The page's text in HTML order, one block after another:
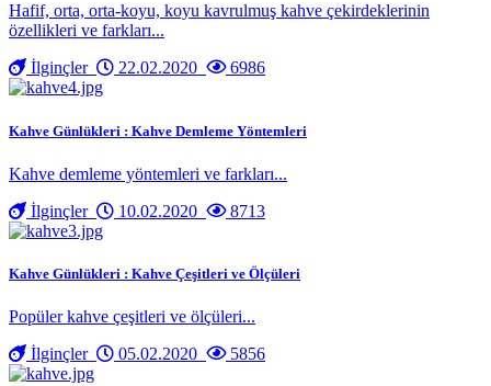
Hafif, orta, orta-koyu, koyu kavrulmuş kahve çekirdeklerinin
özellikleri ve farkları...
İlginçler
22.02.2020 6986
Kahve Günlükleri : Kahve Demleme Yöntemleri
Kahve demleme yöntemleri ve farkları...
İlginçler
10.02.2020 8713
Kahve Günlükleri : Kahve Çeşitleri ve Ölçüleri
Popüler kahve çeşitleri ve ölçüleri...
İlginçler
05.02.2020 5856